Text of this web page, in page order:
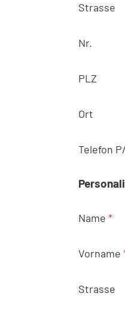
Strasse
Nr.
PLZ
Ort
Telefon
Name *
Vorname
Strasse